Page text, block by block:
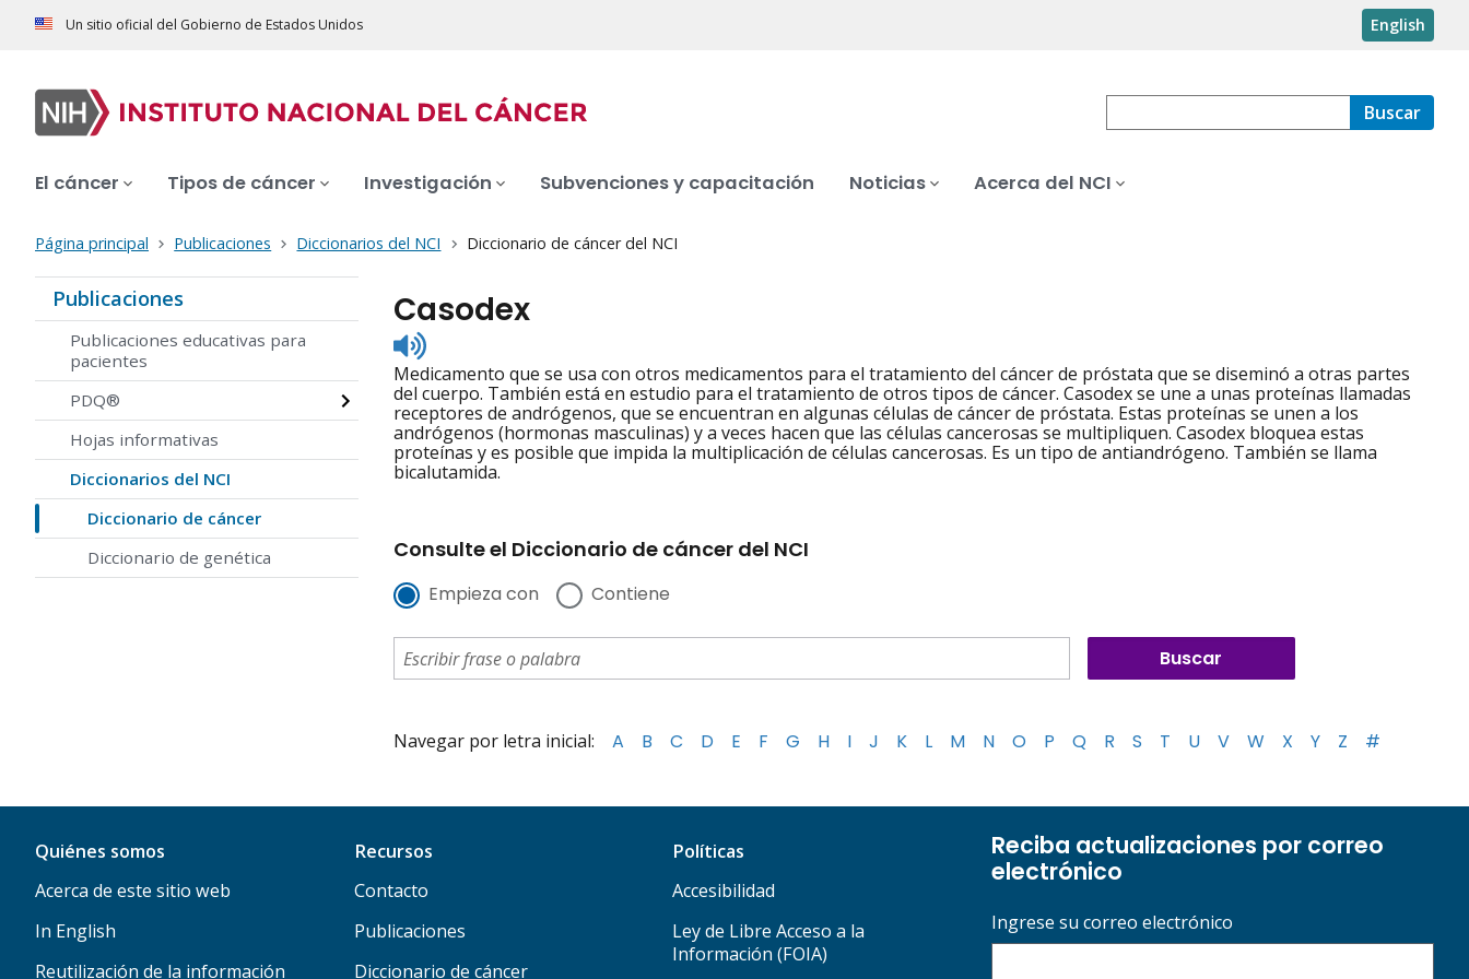
Un sitio oficial del Gobierno de Estados Unidos English
Buscar
El cáncer Tipos de cáncer Investigación Subvenciones y capacitación Noticias Acerca del NCI
Página principal Publicaciones Diccionarios del NCI Diccionario de cáncer del NCI
Publicaciones
Publicaciones educativas para
pacientes
PDQ®
Hojas informativas
Diccionarios del NCI
Diccionario de cáncer
Diccionario de genética
Casodex
Listen
to
pronunciation
Medicamento que se usa con otros medicamentos para el tratamiento del cáncer de próstata que se diseminó a otras partes
del cuerpo. También está en estudio para el tratamiento de otros tipos de cáncer. Casodex se une a unas proteínas llamadas
receptores de andrógenos, que se encuentran en algunas células de cáncer de próstata. Estas proteínas se unen a los
andrógenos (hormonas masculinas) y a veces hacen que las células cancerosas se multipliquen. Casodex bloquea estas
proteínas y es posible que impida la multiplicación de células cancerosas. Es un tipo de antiandrógeno. También se llama
bicalutamida.
Consulte el Diccionario de cáncer del NCI
Empieza con Contiene
Navegar por letra inicial: A B C D E F G H I J K L M N O P Q R S T U V W X Y Z #
Quiénes somos
Acerca de este sitio web
In English
Reutilización de la información
Recursos
Contacto
Publicaciones
Diccionario de cáncer
Políticas
Accesibilidad
Ley de Libre Acceso a la
Información (FOIA)
Reciba actualizaciones por correo
electrónico
Ingrese su correo electrónico